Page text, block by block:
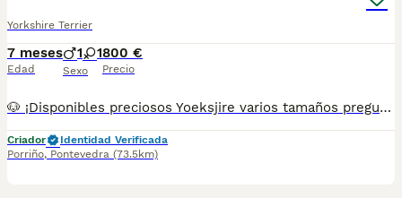
Yorkshire Terrier
7 meses
Edad
1 1
Sexo
800 €
Precio
🐶 ¡Disponibles preciosos Yoeksjire varios tamaños preguntar disponibilidad ! 🐶✨ Tenemos camada para entrega inmediata y para reservar. Se entregan con todo al día (vacunas y desparasitaciones chip y pasaporte) criados en ambiente familiar, con mucho cariño. Disponibles machos y hembras. 📍 Somos de Galicia, pero realizamos entregas en cualquier provincia. 💕 Háblame al 687 482 079 y te enseño lo que tenemos disponible. El precio puede variar según color y sexo
Criador
Identidad Verificada
Porriño, Pontevedra (73.5km)